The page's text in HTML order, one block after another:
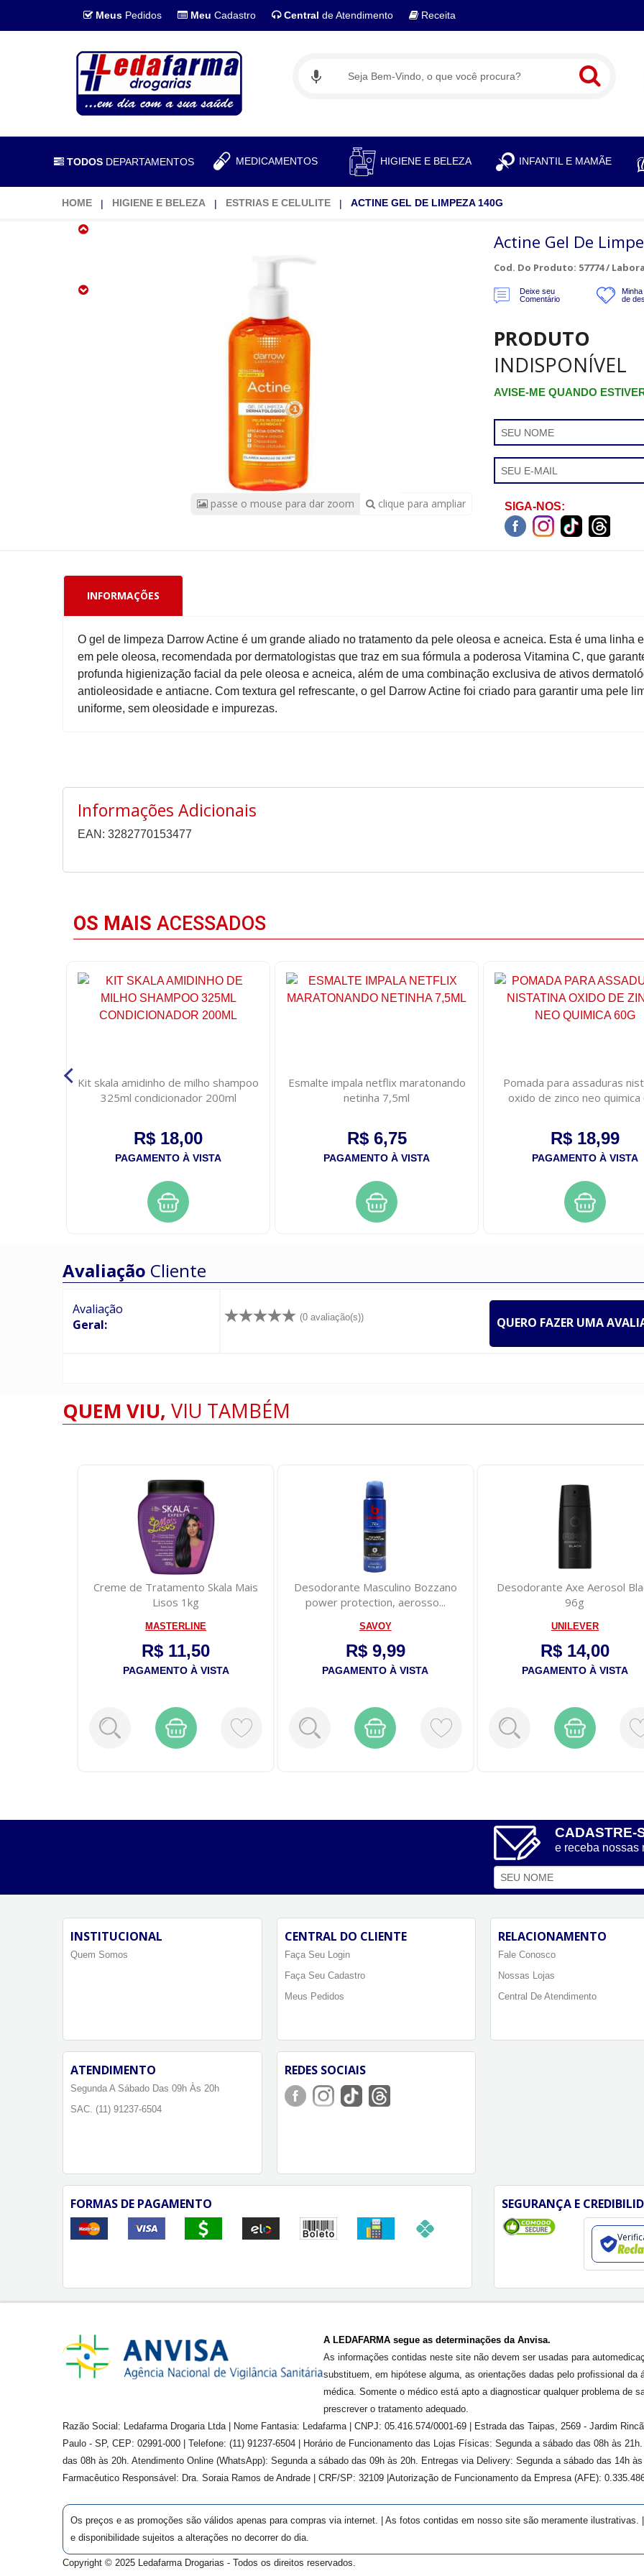
Meus Pedidos Meu Cadastro Central de Atendimento Receita
TODOS DEPARTAMENTOS MEDICAMENTOS HIGIENE E BELEZA INFANTIL E MAMÃE
HOME HIGIENE E BELEZA ESTRIAS E CELULITE ACTINE GEL DE LIMPEZA 140G
Actine
De
passe o mouse para dar zoom clique para ampliar
Actine Gel De
Cod. Do Produto: 57774 /
Deixe seu
Comentário
de
PRODUTO
INDISPONÍVEL
AVISE-ME QUANDO
SIGA-NOS:
INFORMAÇÕES
O gel de limpeza Darrow Actine é um grande aliado no tratamento da pele oleosa e acneica. Esta é uma linha
em pele oleosa, recomendada por dermatologistas que traz em sua fórmula a poderosa Vitamina C, que
profunda higienização facial da pele oleosa e acneica, além de uma combinação exclusiva de ativos
antioleosidade e antiacne. Com textura gel refrescante, o gel Darrow Actine foi criado para garantir uma pele
uniforme, sem oleosidade e impurezas.
Informações Adicionais
EAN: 3282770153477
OS MAIS ACESSADOS
Kit skala amidinho de milho shampoo
325ml condicionador 200ml
R$ 18,00
PAGAMENTO À VISTA
Esmalte impala netflix maratonando
netinha 7,5ml
R$ 6,75
PAGAMENTO À VISTA
Pomada para assaduras
oxido de zinco neo quimica
R$ 18,99
PAGAMENTO À VISTA
Avaliação Cliente
Avaliação
Geral:
(0 avaliação(s)) QUERO FAZER UMA
QUEM VIU, VIU TAMBÉM
Creme de Tratamento Skala Mais
Lisos 1kg
MASTERLINE
R$ 11,50
PAGAMENTO À VISTA
Desodorante Masculino Bozzano
power protection, aerosso...
SAVOY
R$ 9,99
PAGAMENTO À VISTA
Desodorante Axe Aerosol
96g
UNILEVER
R$ 14,00
PAGAMENTO À VISTA
CADASTRE-
e receba nossas
INSTITUCIONAL
Quem Somos
CENTRAL DO CLIENTE
Faça Seu Login
Faça Seu Cadastro
Meus Pedidos
RELACIONAMENTO
Fale Conosco
Nossas Lojas
Central De Atendimento
ATENDIMENTO
Segunda A Sábado Das 09h Às 20h
SAC. (11) 91237-6504
REDES SOCIAIS
FORMAS DE PAGAMENTO SEGURANÇA E
A LEDAFARMA segue as determinações da Anvisa.
As informações contidas neste site não devem ser usadas para
substituem, em hipótese alguma, as orientações dadas pelo profissional da
médica. Somente o médico está apto a diagnosticar qualquer problema de
prescrever o tratamento adequado.
Razão Social: Ledafarma Drogaria Ltda | Nome Fantasia: Ledafarma | CNPJ: 05.416.574/0001-69 | Estrada das Taipas, 2569 - Jardim
Paulo - SP, CEP: 02991-000 | Telefone: (11) 91237-6504 | Horário de Funcionamento das Lojas Físicas: Segunda a sábado das 08h às
das 08h às 20h. Atendimento Online (WhatsApp): Segunda a sábado das 09h às 20h. Entregas via Delivery: Segunda a sábado das 14h às
Farmacêutico Responsável: Dra. Soraia Ramos de Andrade | CRF/SP: 32109 |Autorização de Funcionamento da Empresa (AFE):
Os preços e as promoções são válidos apenas para compras via internet. | As fotos contidas em nosso site são meramente ilustrativas.
e disponibilidade sujeitos a alterações no decorrer do dia.
Copyright © 2025 Ledafarma Drogarias - Todos os direitos reservados.